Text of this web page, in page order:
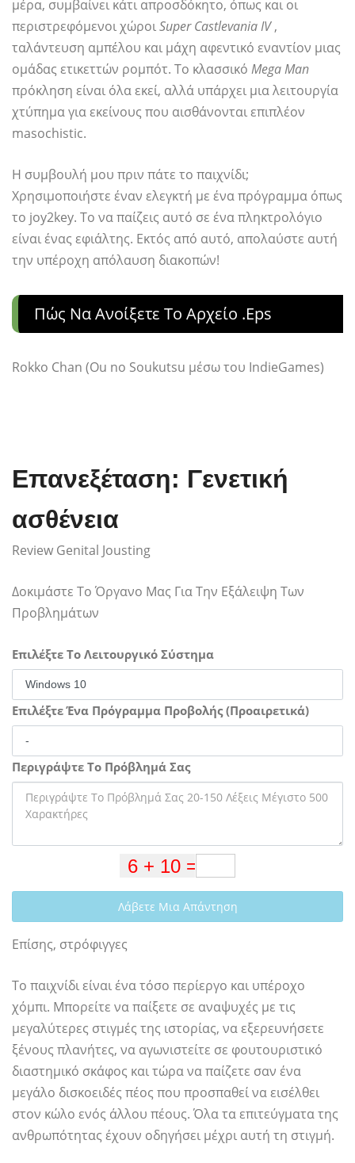
μέρα, συμβαίνει κάτι απροσδόκητο, όπως και οι
περιστρεφόμενοι χώροιSuper Castlevania IV,
ταλάντευση αμπέλου και μάχη αφεντικό εναντίον μιας
ομάδας ετικεττών ρομπότ. Το κλασσικό Mega Man
πρόκληση είναι όλα εκεί, αλλά υπάρχει μια λειτουργία
χτύπημα για εκείνους που αισθάνονται επιπλέον
masochistic.
Η συμβουλή μου πριν πάτε το παιχνίδι;
Χρησιμοποιήστε έναν ελεγκτή με ένα πρόγραμμα όπως
το joy2key. Το να παίζεις αυτό σε ένα πληκτρολόγιο
είναι ένας εφιάλτης. Εκτός από αυτό, απολαύστε αυτή
την υπέροχη απόλαυση διακοπών!
Πώς Να Ανοίξετε Το Αρχείο .eps
Rokko Chan (Ou no Soukutsu μέσω του IndieGames)
Επανεξέταση: Γενετική
ασθένεια
Review Genital Jousting
Δοκιμάστε Το Όργανο Μας Για Την Εξάλειψη Των
Προβλημάτων
Επιλέξτε Το Λειτουργικό Σύστημα
Επιλέξτε Ένα Πρόγραμμα Προβολής (Προαιρετικά)
Περιγράψτε Το Πρόβλημά Σας
Λάβετε Μια Απάντηση
Επίσης, στρόφιγγες
Το παιχνίδι είναι ένα τόσο περίεργο και υπέροχο
χόμπι. Μπορείτε να παίξετε σε αναψυχές με τις
μεγαλύτερες στιγμές της ιστορίας, να εξερευνήσετε
ξένους πλανήτες, να αγωνιστείτε σε φουτουριστικό
διαστημικό σκάφος και τώρα να παίζετε σαν ένα
μεγάλο δισκοειδές πέος που προσπαθεί να εισέλθει
στον κώλο ενός άλλου πέους. Όλα τα επιτεύγματα της
ανθρωπότητας έχουν οδηγήσει μέχρι αυτή τη στιγμή.